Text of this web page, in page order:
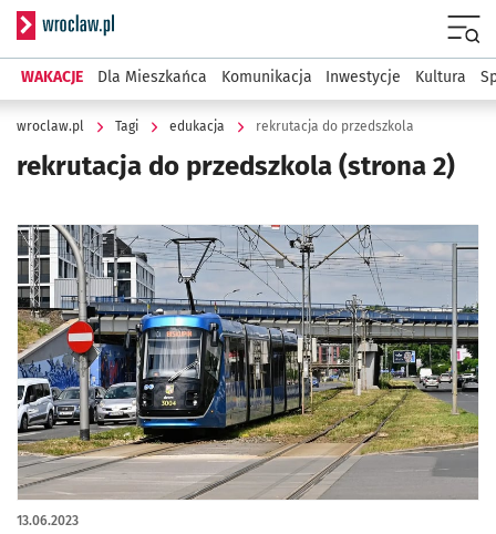
Serwis informacyjny wroclaw.pl
WAKACJE Dla Mieszkańca Komunikacja Inwestycje Kultura
wroclaw.pl Tagi edukacja rekrutacja do przedszkola
rekrutacja do przedszkola (strona 2)
13.06.2023